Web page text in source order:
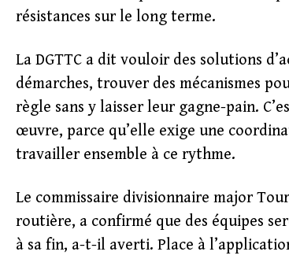
résistances sur le long terme.
La DGTTC a dit vouloir des solutions
démarches, trouver des mécanismes
règle sans y laisser leur gagne-pain.
œuvre, parce qu’elle exige une
travailler ensemble à ce rythme.
Le commissaire divisionnaire major
routière, a confirmé que des équipes
à sa fin, a-t-il averti. Place à